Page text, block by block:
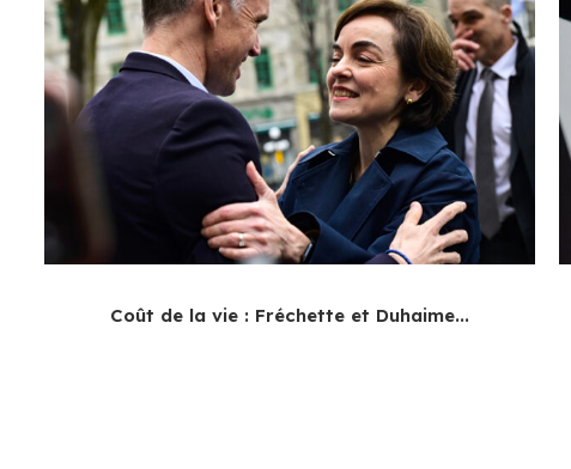
Coût de la vie : Fréchette et Duhaime...